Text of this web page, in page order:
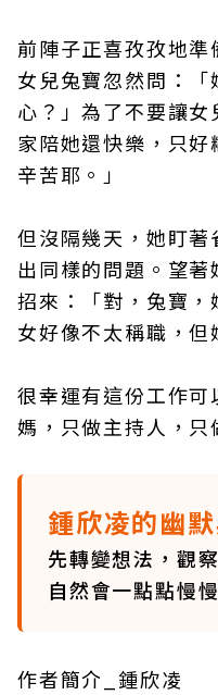
前陣子正喜孜孜地準
女兒兔寶忽然問：
心？」為了不要讓
家陪她還快樂，只
辛苦耶。」
但沒隔幾天，她盯
出同樣的問題。望
招來：「對，兔寶
女好像不太稱職，但
很幸運有這份工作
媽，只做主持人，只
鍾欣凌的幽
先轉變想法，觀
自然會一點點慢
作者簡介_鍾欣凌